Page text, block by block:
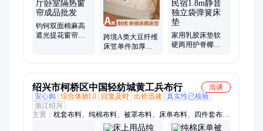
钧钶双面棉麻高
遮光提花窗帘布
跨境A类大豆纤维
床笠单件加厚席
家用乳胶床垫软
硬两用护脊椰棕
绍兴市柯桥区中国轻纺城黄工兵布行
洽谈
安心购
综合体验L0 回复及时 出价迅速
真实性已核验
浙江绍兴
主营： 枕套布料、纯棉布料、被罩布料、床单布料、四件套布
料、床上用品布料、家纺床上用品布料、活性印花棉布料、家纺